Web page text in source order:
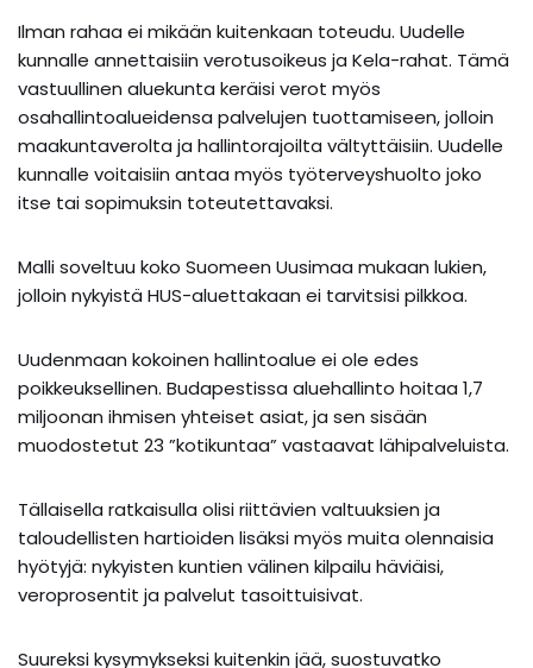
Ilman rahaa ei mikään kuitenkaan toteudu. Uudelle
kunnalle annettaisiin verotusoikeus ja Kela-rahat. Tämä
vastuullinen aluekunta keräisi verot myös
osahallintoalueidensa palvelujen tuottamiseen, jolloin
maakuntaverolta ja hallintorajoilta vältyttäisiin. Uudelle
kunnalle voitaisiin antaa myös työterveyshuolto joko
itse tai sopimuksin toteutettavaksi.
Malli soveltuu koko Suomeen Uusimaa mukaan lukien,
jolloin nykyistä HUS-aluettakaan ei tarvitsisi pilkkoa.
Uudenmaan kokoinen hallintoalue ei ole edes
poikkeuksellinen. Budapestissa aluehallinto hoitaa 1,7
miljoonan ihmisen yhteiset asiat, ja sen sisään
muodostetut 23 ”kotikuntaa” vastaavat lähipalveluista.
Tällaisella ratkaisulla olisi riittävien valtuuksien ja
taloudellisten hartioiden lisäksi myös muita olennaisia
hyötyjä: nykyisten kuntien välinen kilpailu häviäisi,
veroprosentit ja palvelut tasoittuisivat.
Suureksi kysymykseksi kuitenkin jää, suostuvatko